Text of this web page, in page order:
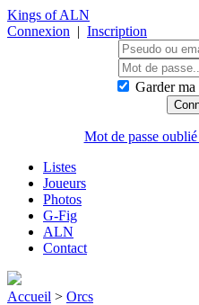
Kings of ALN
Connexion | Inscription
Garder ma
Mot de passe oublié
Listes
Joueurs
Photos
G-Fig
ALN
Contact
Accueil > Orcs